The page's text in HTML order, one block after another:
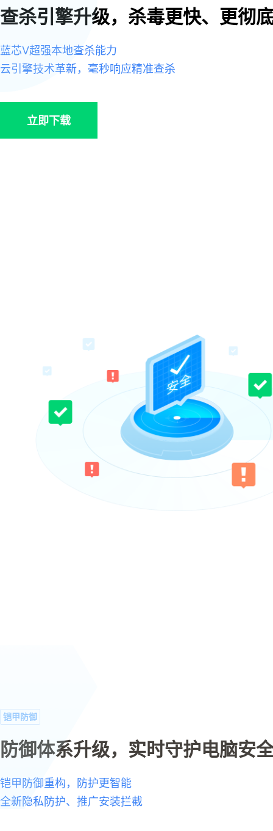
查杀引擎升级，杀毒更快、更彻
蓝芯Ⅴ超强本地查杀能力
云引擎技术革新，毫秒响应精准查杀
立即下载
铠甲防御
防御体系升级，实时守护电脑安
铠甲防御重构，防护更智能
全新隐私防护、推广安装拦截